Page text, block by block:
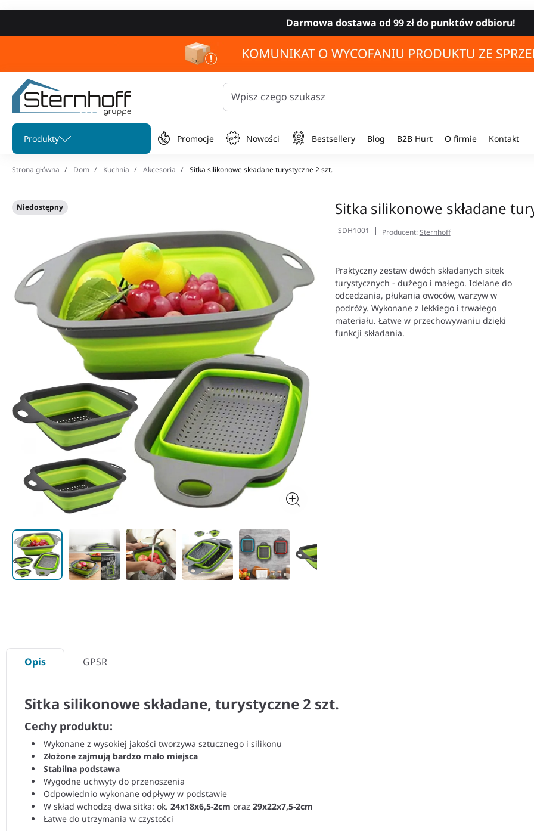
Darmowa dostawa od 99 zł do punktów odbioru!
Wpisz czego szukasz
Pomiń menu
Produkty Promocje Nowości Bestsellery Blog B2B Hurt O firmie Kontakt
Strona główna Dom Kuchnia Akcesoria Sitka silikonowe składane turystyczne 2 szt.
Niedostępny Sitka silikonowe składane
SDH1001 Producent:Sternhoff
Praktyczny zestaw dwóch składanych sitek
turystycznych - dużego i małego. Idelane do
odcedzania, płukania owoców, warzyw w
podróży. Wykonane z lekkiego i trwałego
materiału. Łatwe w przechowywaniu dzięki
funkcji składania.
Opis GPSR
Sitka silikonowe składane, turystyczne 2 szt.
Cechy produktu:
Wykonane z wysokiej jakości tworzywa sztucznego i silikonu
Złożone zajmują bardzo mało miejsca
Stabilna podstawa
Wygodne uchwyty do przenoszenia
Odpowiednio wykonane odpływy w podstawie
W skład wchodzą dwa sitka: ok. 24x18x6,5-2cm oraz 29x22x7,5-2cm
Łatwe do utrzymania w czystości